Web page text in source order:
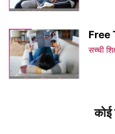
Free
सच्ची
कोई